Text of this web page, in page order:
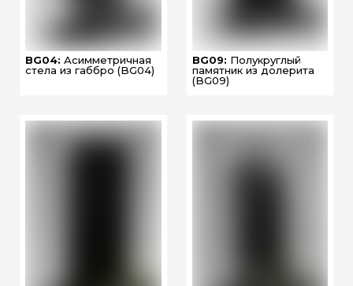
BG04: Асимметричная
стела из габбро (BG04)
BG09: Полукруглый
памятник из долерита
(BG09)